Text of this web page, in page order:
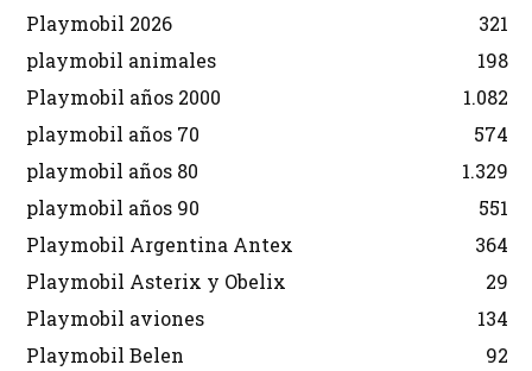
Playmobil 2026
321
playmobil animales
198
Playmobil años 2000
1.082
playmobil años 70
574
playmobil años 80
1.329
playmobil años 90
551
Playmobil Argentina Antex
364
Playmobil Asterix y Obelix
29
Playmobil aviones
134
Playmobil Belen
92